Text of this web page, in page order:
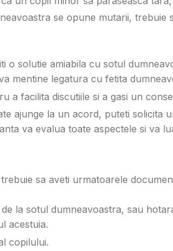
se opune mutarii, trebuie
o solutie amiabila cu sotul
mentine legatura cu fetita
a facilita discutiile si a gasi un
ajunge la un acord, puteti solicita
va evalua toate aspectele si va
sa aveti urmatoarele
la sotul dumneavoastra, sau
acestuia.
copilului.